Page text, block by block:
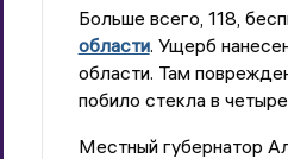
Больше всего, 118,
области. Ущерб
области. Там
побило стекла в
Местный губернатор